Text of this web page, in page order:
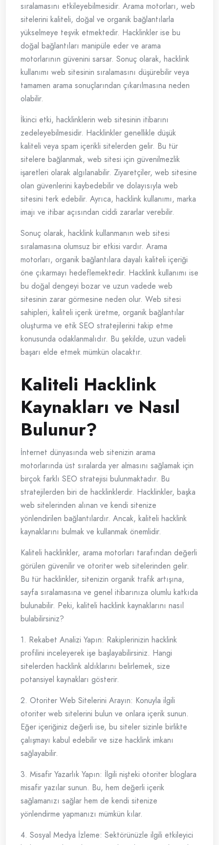
sıralamasını etkileyebilmesidir. Arama motorları, web
sitelerini kaliteli, doğal ve organik bağlantılarla
yükselmeye teşvik etmektedir. Hacklinkler ise bu
doğal bağlantıları manipüle eder ve arama
motorlarının güvenini sarsar. Sonuç olarak, hacklink
kullanımı web sitesinin sıralamasını düşürebilir veya
tamamen arama sonuçlarından çıkarılmasına neden
olabilir.
İkinci etki, hacklinklerin web sitesinin itibarını
zedeleyebilmesidir. Hacklinkler genellikle düşük
kaliteli veya spam içerikli sitelerden gelir. Bu tür
sitelere bağlanmak, web sitesi için güvenilmezlik
işaretleri olarak algılanabilir. Ziyaretçiler, web sitesine
olan güvenlerini kaybedebilir ve dolayısıyla web
sitesini terk edebilir. Ayrıca, hacklink kullanımı, marka
imajı ve itibar açısından ciddi zararlar verebilir.
Sonuç olarak, hacklink kullanmanın web sitesi
sıralamasına olumsuz bir etkisi vardır. Arama
motorları, organik bağlantılara dayalı kaliteli içeriği
öne çıkarmayı hedeflemektedir. Hacklink kullanımı ise
bu doğal dengeyi bozar ve uzun vadede web
sitesinin zarar görmesine neden olur. Web sitesi
sahipleri, kaliteli içerik üretme, organik bağlantılar
oluşturma ve etik SEO stratejilerini takip etme
konusunda odaklanmalıdır. Bu şekilde, uzun vadeli
başarı elde etmek mümkün olacaktır.
Kaliteli Hacklink
Kaynakları ve Nasıl
Bulunur?
İnternet dünyasında web sitenizin arama
motorlarında üst sıralarda yer almasını sağlamak için
birçok farklı SEO stratejisi bulunmaktadır. Bu
stratejilerden biri de hacklinklerdir. Hacklinkler, başka
web sitelerinden alınan ve kendi sitenize
yönlendirilen bağlantılardır. Ancak, kaliteli hacklink
kaynaklarını bulmak ve kullanmak önemlidir.
Kaliteli hacklinkler, arama motorları tarafından değerli
görülen güvenilir ve otoriter web sitelerinden gelir.
Bu tür hacklinkler, sitenizin organik trafik artışına,
sayfa sıralamasına ve genel itibarınıza olumlu katkıda
bulunabilir. Peki, kaliteli hacklink kaynaklarını nasıl
bulabilirsiniz?
1. Rekabet Analizi Yapın: Rakiplerinizin hacklink
profilini inceleyerek işe başlayabilirsiniz. Hangi
sitelerden hacklink aldıklarını belirlemek, size
potansiyel kaynakları gösterir.
2. Otoriter Web Sitelerini Arayın: Konuyla ilgili
otoriter web sitelerini bulun ve onlara içerik sunun.
Eğer içeriğiniz değerli ise, bu siteler sizinle birlikte
çalışmayı kabul edebilir ve size hacklink imkanı
sağlayabilir.
3. Misafir Yazarlık Yapın: İlgili nişteki otoriter bloglara
misafir yazılar sunun. Bu, hem değerli içerik
sağlamanızı sağlar hem de kendi sitenize
yönlendirme yapmanızı mümkün kılar.
4. Sosyal Medya İzleme: Sektörünüzle ilgili etkileyici